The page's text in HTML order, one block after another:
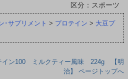
区分：スポーツ
･サプリメント > プロテイン > 大豆プ
イン100 ミルクティー風味 224g 【明
治】 ページトップへ